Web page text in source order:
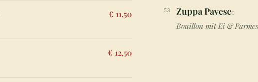
€ 11,50
€ 12,50
53 Zuppa PaveseC
Bouillon mit Ei &